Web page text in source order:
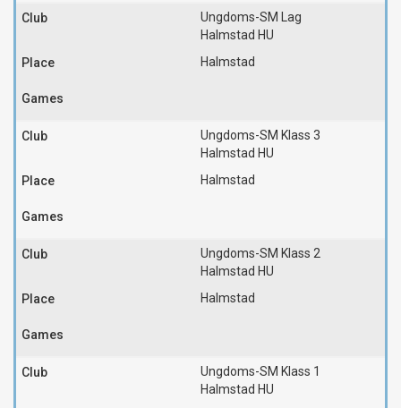
Ungdoms-SM Lag
Halmstad HU
Halmstad
Ungdoms-SM Klass 3
Halmstad HU
Halmstad
Ungdoms-SM Klass 2
Halmstad HU
Halmstad
Ungdoms-SM Klass 1
Halmstad HU